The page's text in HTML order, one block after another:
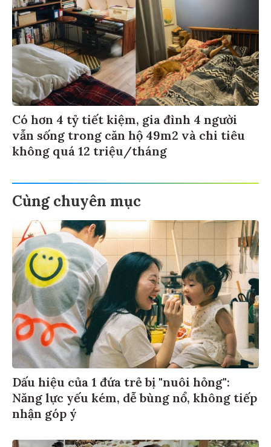
Có hơn 4 tỷ tiết kiệm, gia đình 4 người
vẫn sống trong căn hộ 49m2 và chi tiêu
không quá 12 triệu/tháng
Cùng chuyên mục
Dấu hiệu của 1 đứa trẻ bị "nuôi hỏng":
Năng lực yếu kém, dễ bùng nổ, không tiếp
nhận góp ý